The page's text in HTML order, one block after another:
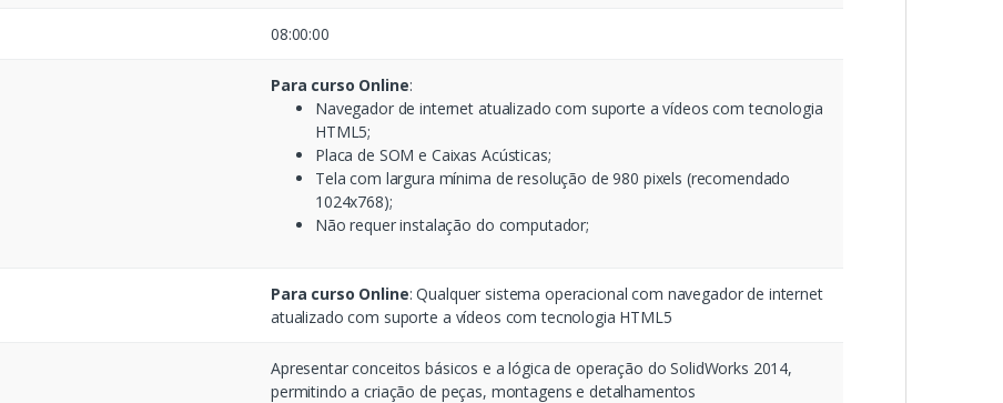
08:00:00
Para curso Online:
Navegador de internet atualizado com suporte a vídeos com tecnologia
HTML5;
Placa de SOM e Caixas Acústicas;
Tela com largura mínima de resolução de 980 pixels (recomendado
1024x768);
Não requer instalação do computador;
Para curso Online: Qualquer sistema operacional com navegador de internet
atualizado com suporte a vídeos com tecnologia HTML5
Apresentar conceitos básicos e a lógica de operação do SolidWorks 2014,
permitindo a criação de peças, montagens e detalhamentos